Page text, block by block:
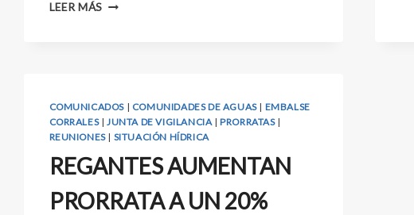
LEER MÁS
COMUNICADOS | COMUNIDADES DE AGUAS| EMBALSE
CORRALES|JUNTA DE VIGILANCIA|PRORRATAS|
REUNIONES| SITUACIÓN HÍDRICA
REGANTES AUMENTAN
PRORRATA A UN 20%